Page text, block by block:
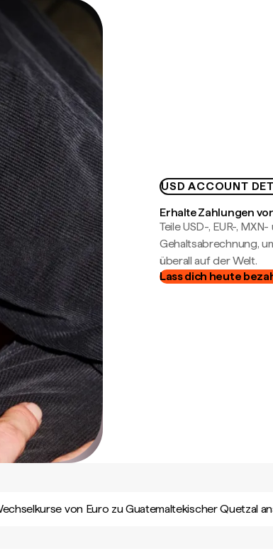
USD ACCOUNT
Erhalte Zahlungen
Teile USD-, EUR-,
Gehaltsabrechnung,
überall auf der Welt.
Lass dich heute
von Euro zu Guatemaltekischer Quetzal